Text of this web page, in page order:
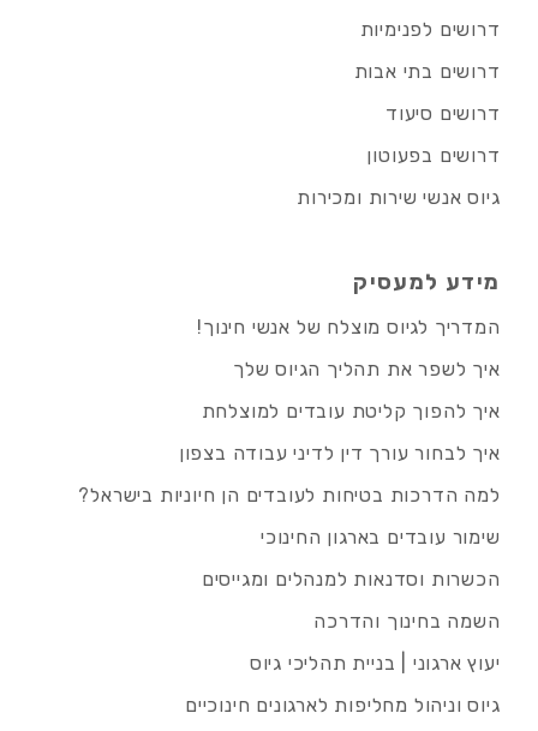
דרושים לפנימיות
דרושים בתי אבות
דרושים סיעוד
דרושים בפעוטון
גיוס אנשי שירות ומכירות
מידע למעסיק
המדריך לגיוס מוצלח של אנשי חינוך!
איך לשפר את תהליך הגיוס שלך
איך להפוך קליטת עובדים למוצלחת
איך לבחור עורך דין לדיני עבודה בצפון
למה הדרכות בטיחות לעובדים הן חיוניות בישראל?
שימור עובדים בארגון החינוכי
הכשרות וסדנאות למנהלים ומגייסים
השמה בחינוך והדרכה
יעוץ ארגוני | בניית תהליכי גיוס
גיוס וניהול מחליפות לארגונים חינוכיים